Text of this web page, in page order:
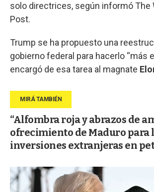
solo directrices, según informó The
Post.
Trump se ha propuesto una
gobierno federal para hacerlo “más
encargó de esa tarea al magnate
“Alfombra roja y abrazos de
ofrecimiento de Maduro para
inversiones extranjeras en